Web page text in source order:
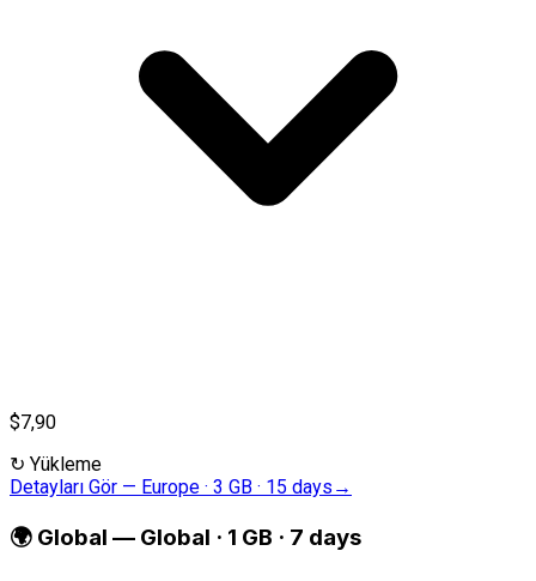
$7,90
↻ Yükleme
Detayları Gör — Europe · 3 GB · 15 days →
🌍 Global — Global · 1 GB · 7 days